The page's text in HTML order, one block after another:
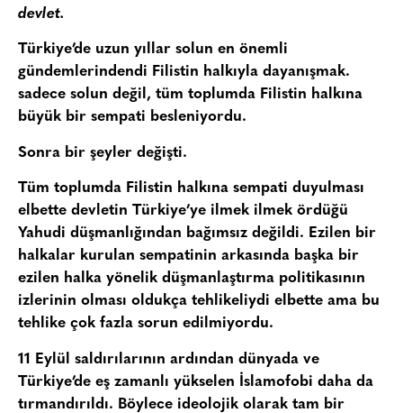
devlet.
Türkiye’de uzun yıllar solun en önemli
gündemlerindendi Filistin halkıyla dayanışmak.
sadece solun değil, tüm toplumda Filistin halkına
büyük bir sempati besleniyordu.
Sonra bir şeyler değişti.
Tüm toplumda Filistin halkına sempati duyulması
elbette devletin Türkiye’ye ilmek ilmek ördüğü
Yahudi düşmanlığından bağımsız değildi. Ezilen bir
halkalar kurulan sempatinin arkasında başka bir
ezilen halka yönelik düşmanlaştırma politikasının
izlerinin olması oldukça tehlikeliydi elbette ama bu
tehlike çok fazla sorun edilmiyordu.
11 Eylül saldırılarının ardından dünyada ve
Türkiye’de eş zamanlı yükselen İslamofobi daha da
tırmandırıldı. Böylece ideolojik olarak tam bir